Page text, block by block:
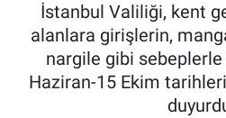
İstanbul Valiliği, kent
alanlara girişlerin,
nargile gibi sebeplerle
Haziran-15 Ekim